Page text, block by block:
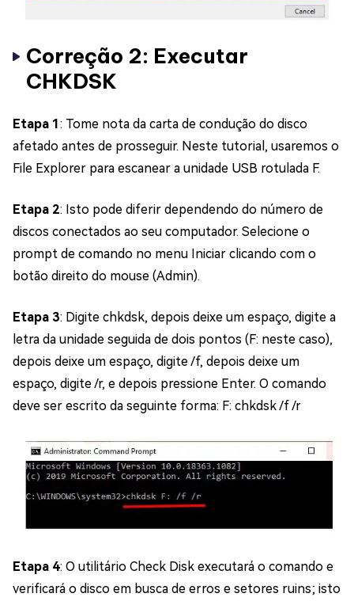
Correção 2: Executar
CHKDSK
Etapa 1 : Tome nota da carta de condução do disco
afetado antes de prosseguir. Neste tutorial, usaremos o
File Explorer para escanear a unidade USB rotulada F.
Etapa 2: Isto pode diferir dependendo do número de
discos conectados ao seu computador. Selecione o
prompt de comando no menu Iniciar clicando com o
botão direito do mouse (Admin).
Etapa 3: Digite chkdsk, depois deixe um espaço, digite a
letra da unidade seguida de dois pontos (F: neste caso),
depois deixe um espaço, digite /f, depois deixe um
espaço, digite /r, e depois pressione Enter. O comando
deve ser escrito da seguinte forma: F: chkdsk /f /r
Etapa 4: O utilitário Check Disk executará o comando e
verificará o disco em busca de erros e setores ruins; isto